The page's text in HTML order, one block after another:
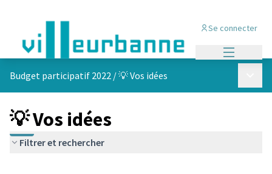
Se connecter
Budget participatif 2022 /💡 Vos idées
💡 Vos idées
Filtrer et rechercher